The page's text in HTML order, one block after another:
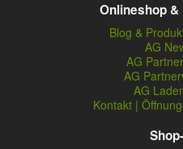
Onlineshop
Blog &
AG
AG
AG
AG
Kontakt |